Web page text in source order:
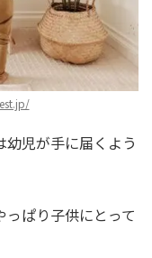
児が手に届くよう
っぱり子供にとって